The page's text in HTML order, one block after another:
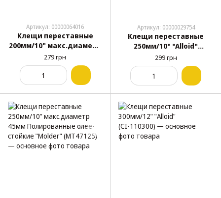
Артикул: 00000064016
Клещи переставные
200мм/10" макс.диаметр
31мм Полированные
олее-стойкие "Molder"
(MT47020)
279 грн
Артикул: 00000029754
Клещи переставные
250мм/10" "Alloid"
(СІ-110250)
299 грн